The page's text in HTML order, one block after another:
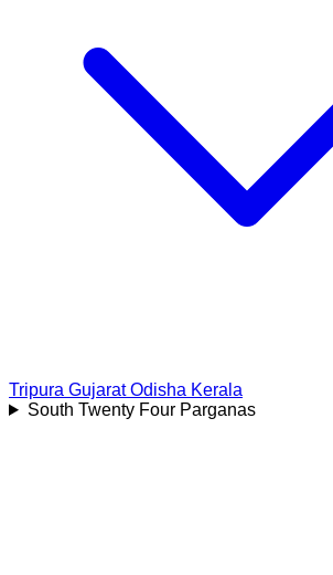
Tripura Gujarat Odisha Kerala
South Twenty Four Parganas